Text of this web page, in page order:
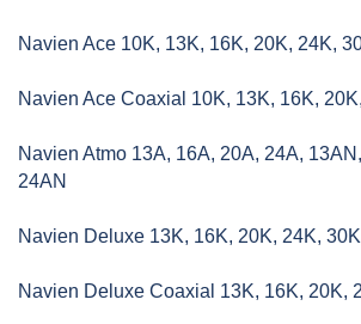
Navien Ace 10K, 13K, 16K, 20K, 24K,
Navien Ace Coaxial 10K, 13K, 16K,
Navien Atmo 13A, 16A, 20A, 24A,
24AN
Navien Deluxe 13K, 16K, 20K, 24K,
Navien Deluxe Coaxial 13K, 16K, 20K,